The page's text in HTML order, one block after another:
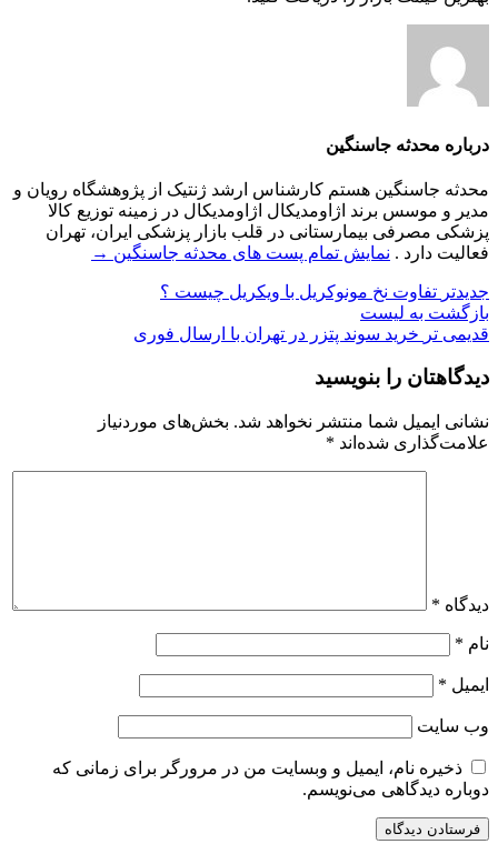
درباره محدثه جاسنگین
محدثه جاسنگین هستم کارشناس ارشد ژنتیک از پژوهشگاه رویان و
مدیر و موسس برند اژاومدیکال اژاومدیکال در زمینه توزیع کالا
پزشکی مصرفی بیمارستانی در قلب بازار پزشکی ایران، تهران
فعالیت دارد . نمایش تمام پست های محدثه جاسنگین →
جدیدتر تفاوت نخ مونوکریل با ویکریل چیست ؟
بازگشت به لیست
قدیمی تر خرید سوند پتزر در تهران با ارسال فوری
دیدگاهتان را بنویسید
نشانی ایمیل شما منتشر نخواهد شد. بخش‌های موردنیاز
علامت‌گذاری شده‌اند *
دیدگاه *
نام *
ایمیل *
وب‌ سایت
ذخیره نام، ایمیل و وبسایت من در مرورگر برای زمانی که
دوباره دیدگاهی می‌نویسم.